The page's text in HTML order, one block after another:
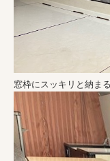
窓枠にスッキリと納ま